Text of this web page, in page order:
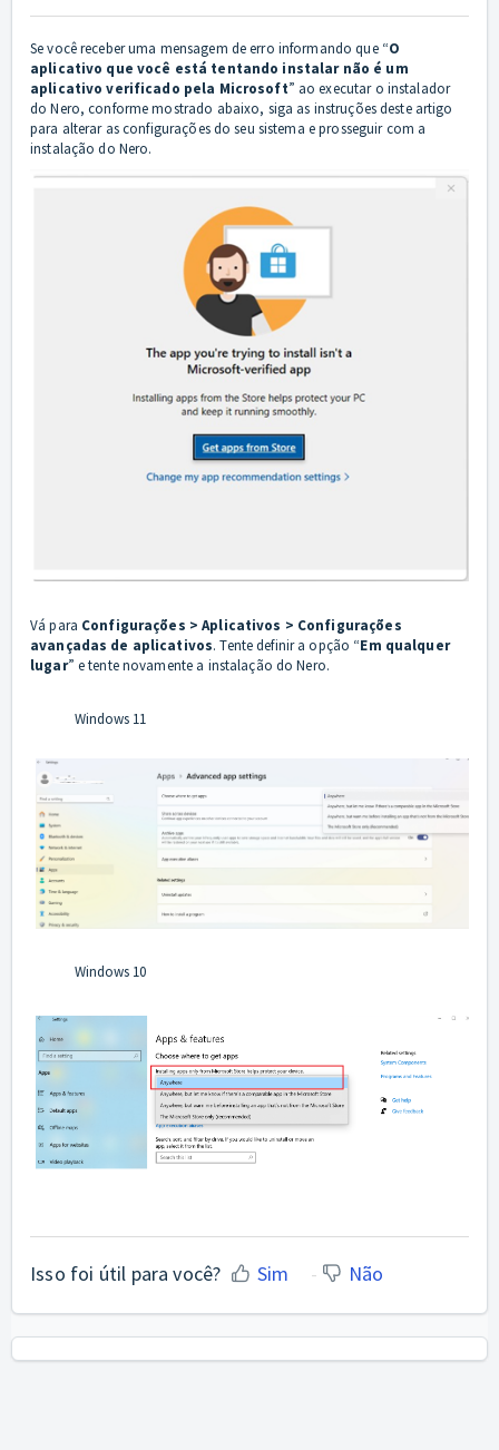
Se você receber uma mensagem de erro informando que “O
aplicativo que você está tentando instalar não é um
aplicativo verificado pela Microsoft” ao executar o instalador
do Nero, conforme mostrado abaixo, siga as instruções deste artigo
para alterar as configurações do seu sistema e prosseguir com a
instalação do Nero.
Vá para Configurações > Aplicativos > Configurações
avançadas de aplicativos. Tente definir a opção “Em qualquer
lugar” e tente novamente a instalação do Nero.
Windows 11
Windows 10
Isso foi útil para você? Sim Não